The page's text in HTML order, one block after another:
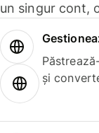
un singur cont,
și